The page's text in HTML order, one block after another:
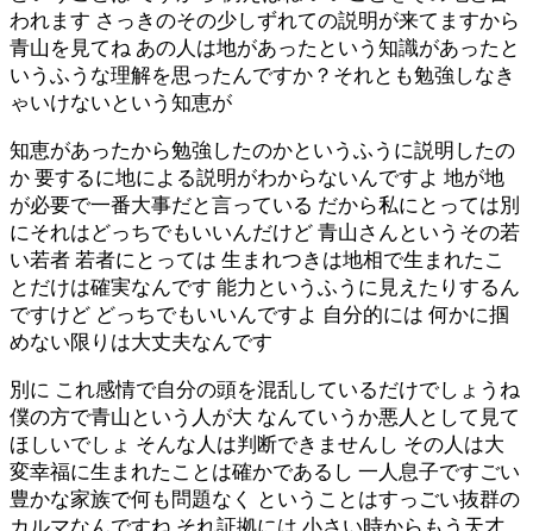
われます さっきのその少しずれての説明が来てますから
青山を見てね あの人は地があったという知識があったと
いうふうな理解を思ったんですか？それとも勉強しなき
ゃいけないという知恵が
知恵があったから勉強したのかというふうに説明したの
か 要するに地による説明がわからないんですよ 地が地
が必要で一番大事だと言っている だから私にとっては別
にそれはどっちでもいいんだけど 青山さんというその若
い若者 若者にとっては 生まれつきは地相で生まれたこ
とだけは確実なんです 能力というふうに見えたりするん
ですけど どっちでもいいんですよ 自分的には 何かに掴
めない限りは大丈夫なんです
別に これ感情で自分の頭を混乱しているだけでしょうね
僕の方で青山という人が大 なんていうか悪人として見て
ほしいでしょ そんな人は判断できませんし その人は大
変幸福に生まれたことは確かであるし 一人息子ですごい
豊かな家族で何も問題なく ということはすっごい抜群の